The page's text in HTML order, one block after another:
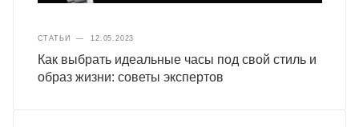
СТАТЬИ — 12.05.2023
Как выбрать идеальные часы под свой стиль и
образ жизни: советы экспертов